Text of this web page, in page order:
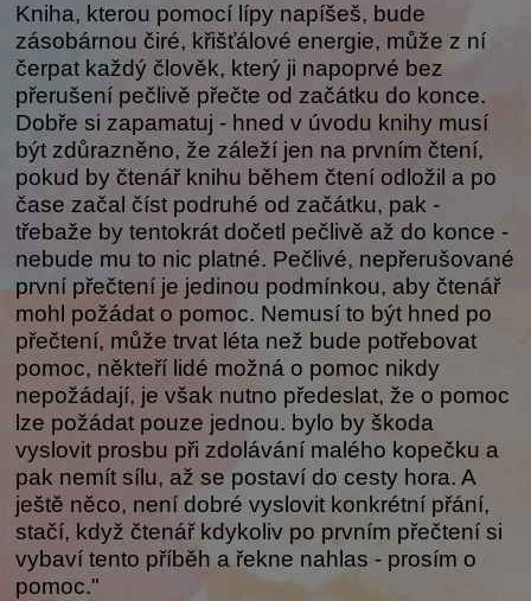
Kniha, kterou pomocí lípy napíšeš, bude
zásobárnou čiré, křišťálové energie, může z ní
čerpat každý člověk, který ji napoprvé bez
přerušení pečlivě přečte od začátku do konce.
Dobře si zapamatuj - hned v úvodu knihy musí
být zdůrazněno, že záleží jen na prvním čtení,
pokud by čtenář knihu během čtení odložil a po
čase začal číst podruhé od začátku, pak -
třebaže by tentokrát dočetl pečlivě až do konce -
nebude mu to nic platné. Pečlivé, nepřerušované
první přečtení je jedinou podmínkou, aby čtenář
mohl požádat o pomoc. Nemusí to být hned po
přečtení, může trvat léta než bude potřebovat
pomoc, někteří lidé možná o pomoc nikdy
nepožádají, je však nutno předeslat, že o pomoc
lze požádat pouze jednou. bylo by škoda
vyslovit prosbu při zdolávání malého kopečku a
pak nemít sílu, až se postaví do cesty hora. A
ještě něco, není dobré vyslovit konkrétní přání,
stačí, když čtenář kdykoliv po prvním přečtení si
vybaví tento příběh a řekne nahlas - prosím o
pomoc."